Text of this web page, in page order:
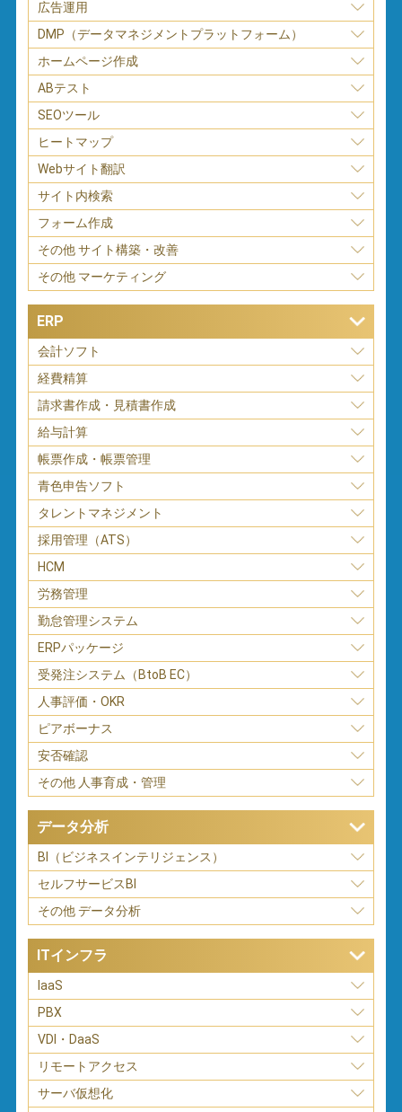
広告運用
DMP（データマネジメントプラットフォーム）
ホームページ作成
ABテスト
SEOツール
ヒートマップ
Webサイト翻訳
サイト内検索
フォーム作成
その他 サイト構築・改善
その他 マーケティング
ERP
会計ソフト
経費精算
請求書作成・見積書作成
給与計算
帳票作成・帳票管理
青色申告ソフト
タレントマネジメント
採用管理（ATS）
HCM
労務管理
勤怠管理システム
ERPパッケージ
受発注システム（BtoB EC）
人事評価・OKR
ピアボーナス
安否確認
その他 人事育成・管理
データ分析
BI（ビジネスインテリジェンス）
セルフサービスBI
その他 データ分析
ITインフラ
IaaS
PBX
VDI・DaaS
リモートアクセス
サーバ仮想化